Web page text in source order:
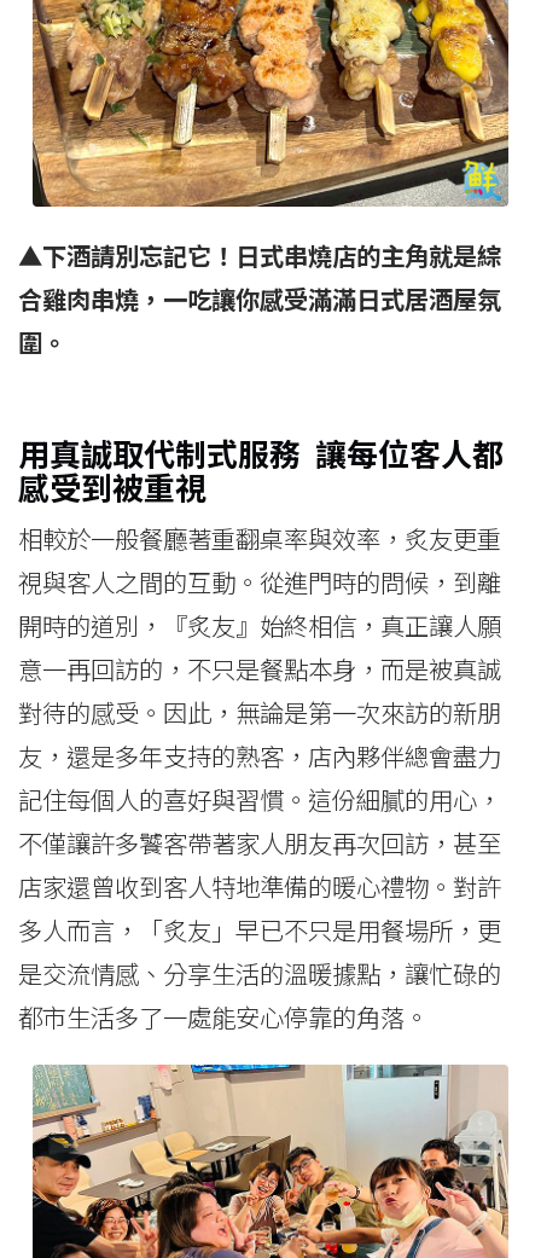
▲下酒請別忘記它！日式串燒店的主角就是綜
合雞肉串燒，一吃讓你感受滿滿日式居酒屋氛
圍。
用真誠取代制式服務 讓每位客人都
感受到被重視
相較於一般餐廳著重翻桌率與效率，炙友更重
視與客人之間的互動。從進門時的問候，到離
開時的道別，『炙友』始終相信，真正讓人願
意一再回訪的，不只是餐點本身，而是被真誠
對待的感受。因此，無論是第一次來訪的新朋
友，還是多年支持的熟客，店內夥伴總會盡力
記住每個人的喜好與習慣。這份細膩的用心，
不僅讓許多饕客帶著家人朋友再次回訪，甚至
店家還曾收到客人特地準備的暖心禮物。對許
多人而言，「炙友」早已不只是用餐場所，更
是交流情感、分享生活的溫暖據點，讓忙碌的
都市生活多了一處能安心停靠的角落。